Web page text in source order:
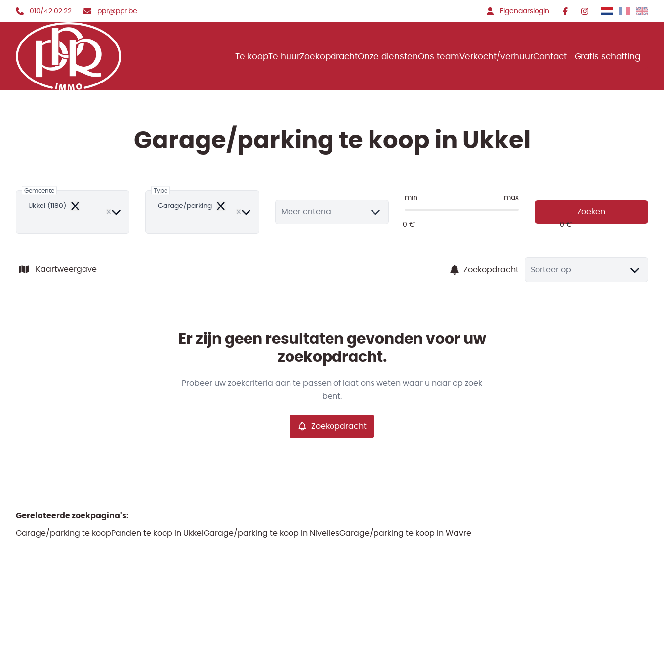
Ga naar hoofdinhoud
010/42.02.22 ppr@ppr.be Eigenaarslogin
Te koopTe huurZoekopdrachtOnze dienstenOns teamVerkocht/verhuurContact Gratis schatting
Garage/parking te koop in Ukkel
Gemeente
Ukkel (1180)
Remove
Type
Garage/parking
Remove Meer criteria
min max
Zoeken
Kaartweergave Zoekopdracht Sorteer op
Er zijn geen resultaten gevonden voor uw
zoekopdracht.
Probeer uw zoekcriteria aan te passen of laat ons weten waar u naar op zoek
bent.
Zoekopdracht
Gerelateerde zoekpagina's:
Garage/parking te koopPanden te koop in UkkelGarage/parking te koop in NivellesGarage/parking te koop in Wavre